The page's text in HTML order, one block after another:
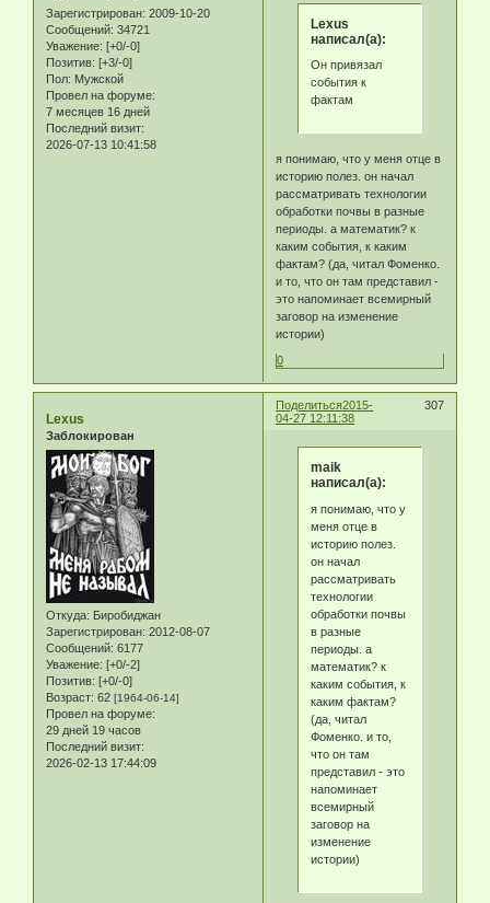
Зарегистрирован: 2009-10-20
Сообщений: 34721
Уважение: [+0/-0]
Позитив: [+3/-0]
Пол: Мужской
Провел на форуме:
7 месяцев 16 дней
Последний визит:
2026-07-13 10:41:58
Lexus
написал(а):
Он привязал
события к
фактам
я понимаю, что у меня отце в
историю полез. он начал
рассматривать технологии
обработки почвы в разные
периоды. а математик? к
каким события, к каким
фактам? (да, читал Фоменко.
и то, что он там представил -
это напоминает всемирный
заговор на изменение
истории)
0
Поделиться 307
2015-
04-27 12:11:38
Lexus
Заблокирован
Откуда: Биробиджан
Зарегистрирован: 2012-08-07
Сообщений: 6177
Уважение: [+0/-2]
Позитив: [+0/-0]
Возраст: 62 [1964-06-14]
Провел на форуме:
29 дней 19 часов
Последний визит:
2026-02-13 17:44:09
maik
написал(а):
я понимаю, что у
меня отце в
историю полез.
он начал
рассматривать
технологии
обработки почвы
в разные
периоды. а
математик? к
каким события, к
каким фактам?
(да, читал
Фоменко. и то,
что он там
представил - это
напоминает
всемирный
заговор на
изменение
истории)